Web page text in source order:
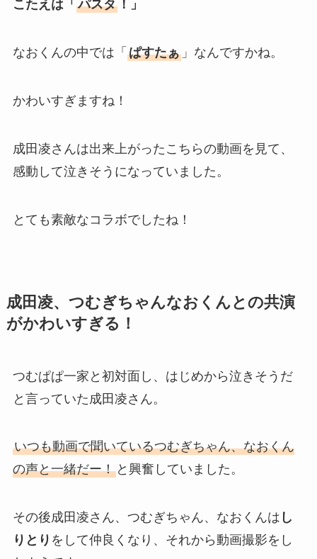
こたえは「 パスタ！」
なおくんの中では「 ぱすたぁ」なんですかね。
かわいすぎますね！
成田凌さんは出来上がったこちらの動画を見て、
感動して泣きそうになっていました。
とても素敵なコラボでしたね！
成田凌、つむぎちゃんなおくんとの共演
がかわいすぎる！
つむぱぱ一家と初対面し、はじめから泣きそうだ
と言っていた成田凌さん。
いつも動画で聞いているつむぎちゃん、なおくん
の声と一緒だー！と興奮していました。
その後成田凌さん、つむぎちゃん、なおくんは し
りとり をして仲良くなり、それから動画撮影をし